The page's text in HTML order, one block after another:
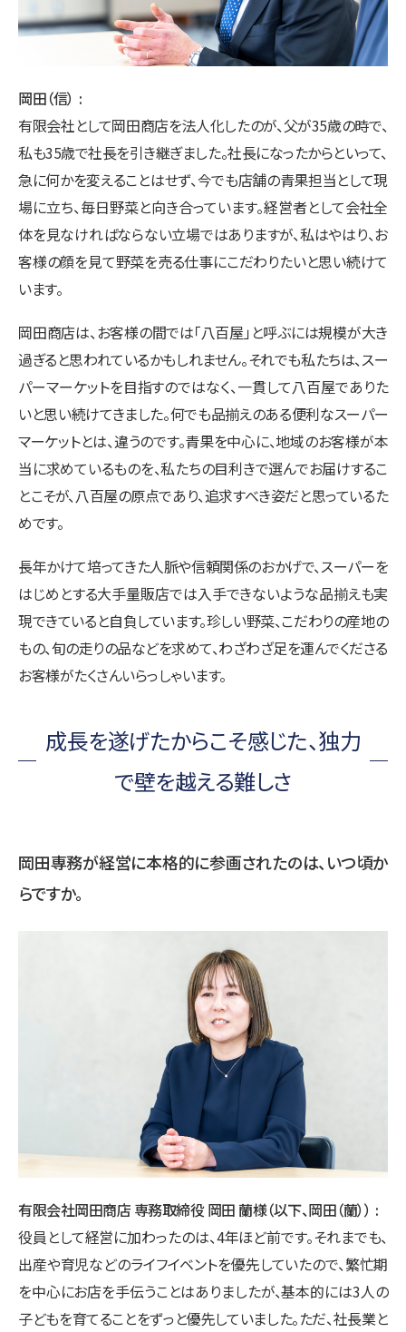
岡田（信）
有限会社として岡田商店を法人化したのが、父が35歳の時で、
私も35歳で社長を引き継ぎました。社長になったからといって、
急に何かを変えることはせず、今でも店舗の青果担当として現
場に立ち、毎日野菜と向き合っています。経営者として会社全
体を見なければならない立場ではありますが、私はやはり、お
客様の顔を見て野菜を売る仕事にこだわりたいと思い続けて
います。
岡田商店は、お客様の間では「八百屋」と呼ぶには規模が大き
過ぎると思われているかもしれません。それでも私たちは、スー
パーマーケットを目指すのではなく、一貫して八百屋でありた
いと思い続けてきました。何でも品揃えのある便利なスーパー
マーケットとは、違うのです。青果を中心に、地域のお客様が本
当に求めているものを、私たちの目利きで選んでお届けするこ
とこそが、八百屋の原点であり、追求すべき姿だと思っているた
めです。
長年かけて培ってきた人脈や信頼関係のおかげで、スーパーを
はじめとする大手量販店では入手できないような品揃えも実
現できていると自負しています。珍しい野菜、こだわりの産地の
もの、旬の走りの品などを求めて、わざわざ足を運んでくださる
お客様がたくさんいらっしゃいます。
成長を遂げたからこそ感じた、独力
で壁を越える難しさ
岡田専務が経営に本格的に参画されたのは、いつ頃か
らですか。
有限会社岡田商店 専務取締役 岡田 蘭様（以下、岡田（蘭））
役員として経営に加わったのは、4年ほど前です。それまでも、
出産や育児などのライフイベントを優先していたので、繁忙期
を中心にお店を手伝うことはありましたが、基本的には3人の
子どもを育てることをずっと優先していました。ただ、社長業と